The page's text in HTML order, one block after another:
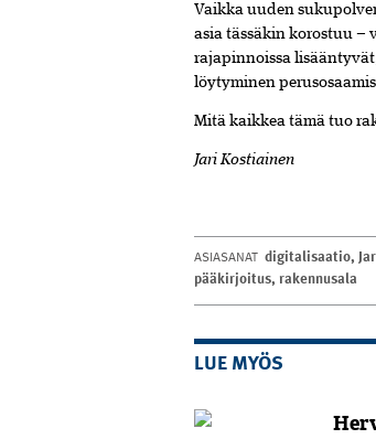
Vaikka uuden
asia tässäkin korostuu
rajapinnoissa
löytyminen
Mitä kaikkea tämä tuo
Jari Kostiainen
ASIASANAT digitalisaatio,
pääkirjoitus, rakennusala
LUE MYÖS